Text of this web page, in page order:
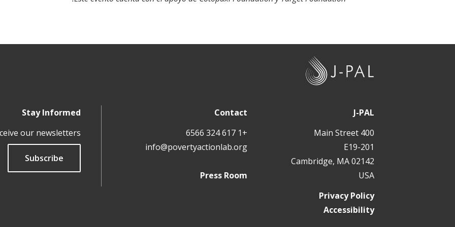
J-PAL
400 Main Street
E19-201
Cambridge, MA 02142
USA
Contact
+1 617 324 6566
info@povertyactionlab.org
Press Room
Stay Informed
our newsletters
Subscribe
Privacy Policy
Accessibility